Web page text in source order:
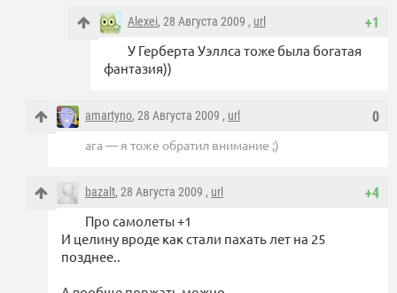
+1
Alexei, 28 Августа 2009 , url
У Герберта Уэллса тоже была богатая
фантазия))
0
amartyno, 28 Августа 2009 , url
ага — я тоже обратил внимание ;)
+4
bazalt, 28 Августа 2009 , url
Про самолеты +1
И целину вроде как стали пахать лет на 25
позднее..